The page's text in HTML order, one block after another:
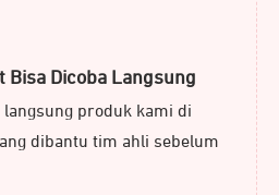
Bisa Dicoba Langsung
produk kami di
dibantu tim ahli sebelum